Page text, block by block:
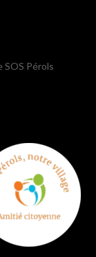
Pérols